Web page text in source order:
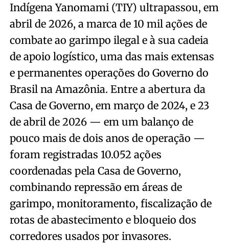
Indígena Yanomami (TIY) ultrapassou, em
abril de 2026, a marca de 10 mil ações de
combate ao garimpo ilegal e à sua cadeia
de apoio logístico, uma das mais extensas
e permanentes operações do Governo do
Brasil na Amazônia. Entre a abertura da
Casa de Governo, em março de 2024, e 23
de abril de 2026 — em um balanço de
pouco mais de dois anos de operação —
foram registradas 10.052 ações
coordenadas pela Casa de Governo,
combinando repressão em áreas de
garimpo, monitoramento, fiscalização de
rotas de abastecimento e bloqueio dos
corredores usados por invasores.